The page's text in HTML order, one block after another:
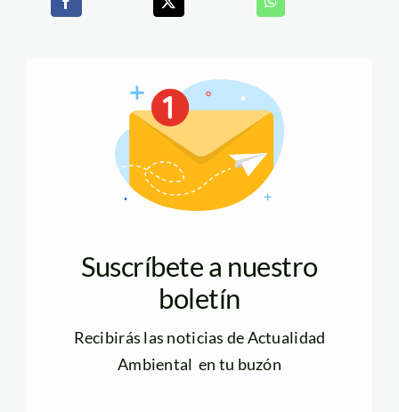
Suscríbete a nuestro
boletín
Recibirás las noticias de Actualidad
Ambiental en tu buzón